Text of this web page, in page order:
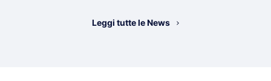
Leggi tutte le News